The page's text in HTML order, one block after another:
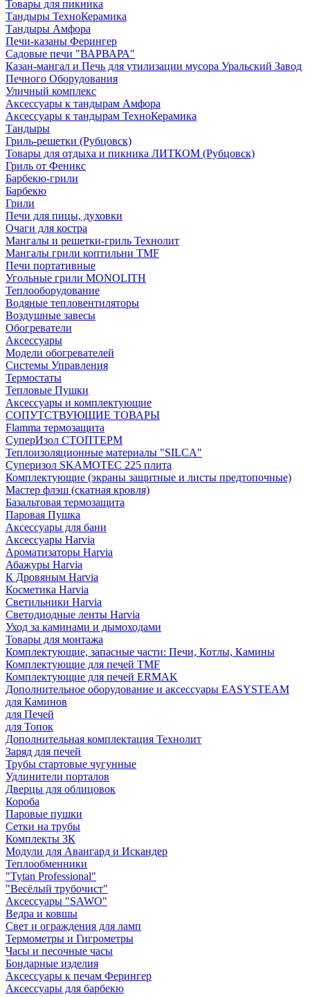
Товары для пикника
Тандыры ТехноКерамика
Тандыры Амфора
Печи-казаны Ферингер
Садовые печи "ВАРВАРА"
Казан-мангал и Печь для утилизации мусора Уральский Завод
Печного Оборудования
Уличный комплекс
Аксессуары к тандырам Амфора
Аксессуары к тандырам ТехноКерамика
Тандыры
Гриль-решетки (Рубцовск)
Товары для отдыха и пикника ЛИТКОМ (Рубцовск)
Гриль от Феникс
Барбекю-грили
Барбекю
Грили
Печи для пицы, духовки
Очаги для костра
Мангалы и решетки-гриль Технолит
Мангалы грили коптильни TMF
Печи портативные
Угольные грили MONOLITH
Теплооборудование
Водяные тепловентиляторы
Воздушные завесы
Обогреватели
Аксессуары
Модели обогревателей
Системы Управления
Термостаты
Тепловые Пушки
Аксессуары и комплектующие
СОПУТСТВУЮЩИЕ ТОВАРЫ
Flamma термозащита
СуперИзол СТОПТЕРМ
Теплоизоляционные материалы "SILCA"
Суперизол SKAMOTEC 225 плита
Комплектующие (экраны защитные и листы предтопочные)
Мастер флэш (скатная кровля)
Базальтовая термозащита
Паровая Пушка
Аксессуары для бани
Аксессуары Harvia
Ароматизаторы Harvia
Абажуры Harvia
К Дровяным Harvia
Косметика Harvia
Светильники Harvia
Светодиодные ленты Harvia
Уход за каминами и дымоходами
Товары для монтажа
Комплектующие, запасные части: Печи, Котлы, Камины
Комплектующие для печей TMF
Комплектующие для печей ERMAK
Дополнительное оборудование и аксессуары EASYSTEAM
для Каминов
для Печей
для Топок
Дополнительная комплектация Технолит
Заряд для печей
Трубы стартовые чугунные
Удлинители порталов
Дверцы для облицовок
Короба
Паровые пушки
Сетки на трубы
Комплекты ЗК
Модули для Авангард и Искандер
Теплообменники
"Tytan Professional"
"Весёлый трубочист"
Аксессуары "SAWO"
Ведра и ковшы
Свет и ограждения для ламп
Термометры и Гигрометры
Часы и песочные часы
Бондарные изделия
Аксессуары к печам Ферингер
Аксессуары для барбекю